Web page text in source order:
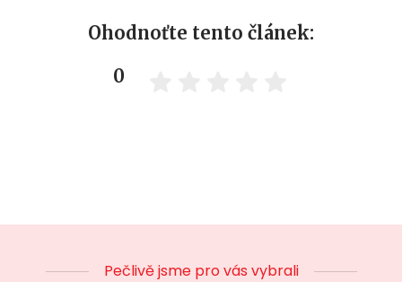
Ohodnoťte tento článek:
0
Pečlivě jsme pro vás vybrali